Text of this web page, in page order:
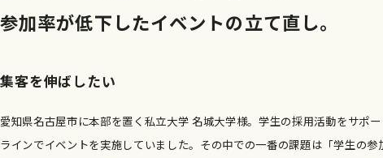
参加率が低下したイベントの立て直し。
集客を伸ばしたい
愛知県名古屋市に本部を置く私立大学 名城大学様。学生の採用活動をサポ
ラインでイベントを実施していました。その中での一番の課題は「学生の